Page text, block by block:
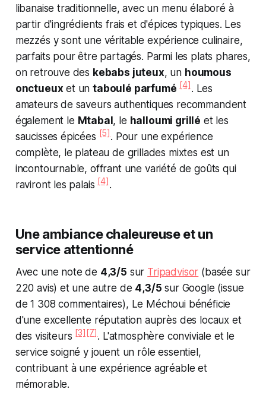
libanaise traditionnelle, avec un menu élaboré à
partir d'ingrédients frais et d'épices typiques. Les
mezzés y sont une véritable expérience culinaire,
parfaits pour être partagés. Parmi les plats phares,
on retrouve des kebabs juteux, un houmous
onctueux et untaboulé parfumé [4]. Les
amateurs de saveurs authentiques recommandent
également le Mtabal , le halloumi grillé et les
saucisses épicées[5]. Pour une expérience
complète, le plateau de grillades mixtes est un
incontournable, offrant une variété de goûts qui
raviront les palais[4].
Une ambiance chaleureuse et un
service attentionné
Avec une note de 4,3/5 sur Tripadvisor (basée sur
220 avis) et une autre de 4,3/5 sur Google (issue
de 1 308 commentaires), Le Méchoui bénéficie
d'une excellente réputation auprès des locaux et
des visiteurs[3] [7]. L'atmosphère conviviale et le
service soigné y jouent un rôle essentiel,
contribuant à une expérience agréable et
mémorable.